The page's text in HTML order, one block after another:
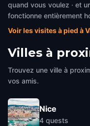
quand vous voulez · et
fonctionne entièrement
Voir les visites à pied à
Villes à
Trouvez une ville à
vos amis.
Nice
4 quests